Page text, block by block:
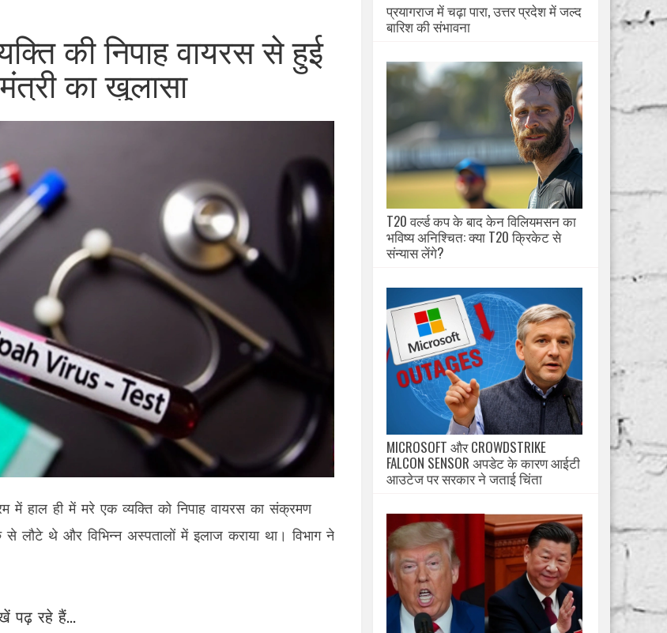
की निपाह वायरस से हुई
का खुलासा
में हाल ही में मरे एक व्यक्ति को निपाह वायरस का संक्रमण
लौटे थे और विभिन्न अस्पतालों में इलाज कराया था। विभाग ने
पढ़ रहे हैं...
प्रयागराज में चढ़ा पारा, उत्तर प्रदेश में जल्द
बारिश की संभावना
T20 वर्ल्ड कप के बाद केन विलियमसन का
भविष्य अनिश्चित: क्या T20 क्रिकेट से
संन्यास लेंगे?
MICROSOFT और CROWDSTRIKE
FALCON SENSOR अपडेट के कारण आईटी
आउटेज पर सरकार ने जताई चिंता